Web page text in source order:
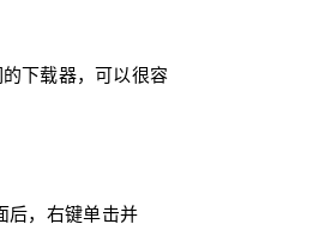
下载器，可以很容
后，右键单击并